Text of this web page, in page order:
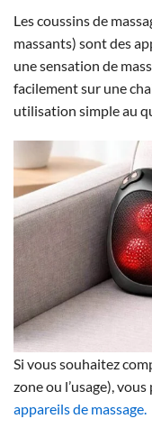
Les coussins de
massants) sont des
une sensation de
facilement sur une
utilisation simple au
Si vous souhaitez
zone ou l’usage),
appareils de massage.